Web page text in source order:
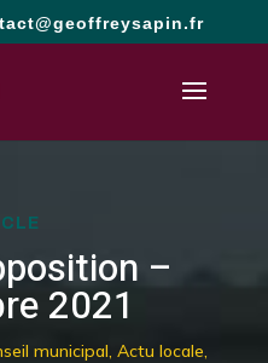
–
2021
municipal,Actu locale,